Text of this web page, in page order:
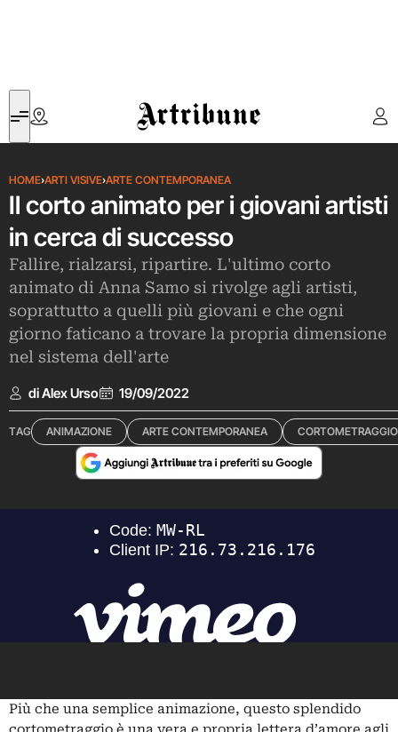
Artribune
HOME›ARTI VISIVE›ARTE CONTEMPORANEA
Il corto animato per i giovani artisti
in cerca di successo
Fallire, rialzarsi, ripartire. L'ultimo corto
animato di Anna Samo si rivolge agli artisti,
soprattutto a quelli più giovani e che ogni
giorno faticano a trovare la propria dimensione
nel sistema dell'arte
di Alex Urso 19/09/2022
TAG ANIMAZIONE ARTE CONTEMPORANEA CORTOMETRAGGIO
Più che una semplice animazione, questo splendido